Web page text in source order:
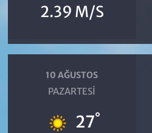
2.39 M/S
10 AĞUSTOS
PAZARTESI
27°